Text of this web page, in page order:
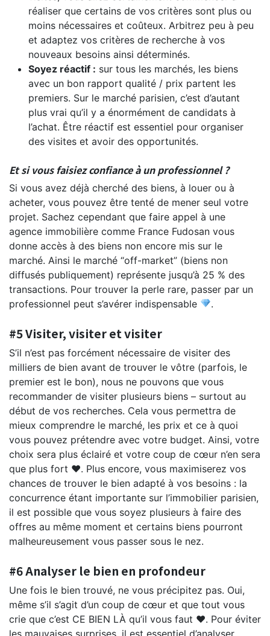
réaliser que certains de vos critères sont plus ou
moins nécessaires et coûteux. Arbitrez peu à peu
et adaptez vos critères de recherche à vos
nouveaux besoins ainsi déterminés.
Soyez réactif : sur tous les marchés, les biens
avec un bon rapport qualité / prix partent les
premiers. Sur le marché parisien, c’est d’autant
plus vrai qu’il y a énormément de candidats à
l’achat. Être réactif est essentiel pour organiser
des visites et avoir des opportunités.
Et si vous faisiez confiance à un professionnel ?
Si vous avez déjà cherché des biens, à louer ou à
acheter, vous pouvez être tenté de mener seul votre
projet. Sachez cependant que faire appel à une
agence immobilière comme France Fudosan vous
donne accès à des biens non encore mis sur le
marché. Ainsi le marché “off-market” (biens non
diffusés publiquement) représente jusqu’à 25 % des
transactions. Pour trouver la perle rare, passer par un
professionnel peut s’avérer indispensable
.
#5 Visiter, visiter et visiter
S’il n’est pas forcément nécessaire de visiter des
milliers de bien avant de trouver le vôtre (parfois, le
premier est le bon), nous ne pouvons que vous
recommander de visiter plusieurs biens – surtout au
début de vos recherches. Cela vous permettra de
mieux comprendre le marché, les prix et ce à quoi
vous pouvez prétendre avec votre budget. Ainsi, votre
choix sera plus éclairé et votre coup de cœur n’en sera
que plus fort ♥️. Plus encore, vous maximiserez vos
chances de trouver le bien adapté à vos besoins : la
concurrence étant importante sur l’immobilier parisien,
il est possible que vous soyez plusieurs à faire des
offres au même moment et certains biens pourront
malheureusement vous passer sous le nez.
#6 Analyser le bien en profondeur
Une fois le bien trouvé, ne vous précipitez pas. Oui,
même s’il s’agit d’un coup de cœur et que tout vous
crie que c’est CE BIEN LÀ qu’il vous faut ♥️. Pour éviter
les mauvaises surprises, il est essentiel d’analyser